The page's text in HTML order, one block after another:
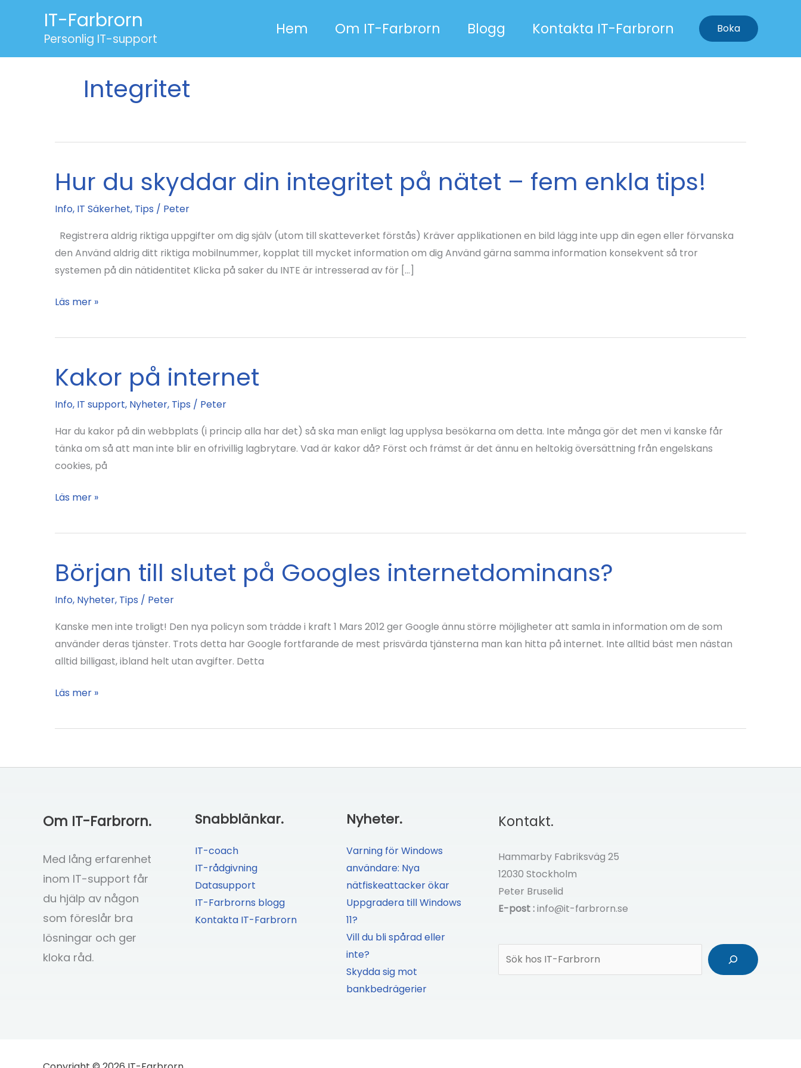
IT-Farbrorn
Personlig IT-support
Hem Om IT-Farbrorn Blogg Kontakta IT-Farbrorn Boka
Integritet
Hur du skyddar din integritet på nätet – fem enkla tips!
Info, IT Säkerhet, Tips / Peter
Registrera aldrig riktiga uppgifter om dig själv (utom till skatteverket förstås) Kräver applikationen en bild lägg inte upp din egen eller förvanska
den Använd aldrig ditt riktiga mobilnummer, kopplat till mycket information om dig Använd gärna samma information konsekvent så tror
systemen på din nätidentitet Klicka på saker du INTE är intresserad av för […]
Hur
skyddar
integritet
på
nätet
Läs mer »
Kakor på internet
Info, IT support, Nyheter, Tips / Peter
Har du kakor på din webbplats (i princip alla har det) så ska man enligt lag upplysa besökarna om detta. Inte många gör det men vi kanske får
tänka om så att man inte blir en ofrivillig lagbrytare. Vad är kakor då? Först och främst är det ännu en heltokig översättning från engelskans
cookies, på
Kakor
internet
Läs mer »
Början till slutet på Googles internetdominans?
Info, Nyheter, Tips / Peter
Kanske men inte troligt! Den nya policyn som trädde i kraft 1 Mars 2012 ger Google ännu större möjligheter att samla in information om de som
använder deras tjänster. Trots detta har Google fortfarande de mest prisvärda tjänsterna man kan hitta på internet. Inte alltid bäst men nästan
alltid billigast, ibland helt utan avgifter. Detta
Början
slutet
Läs mer »
Om IT-Farbrorn.
Med lång erfarenhet
inom IT-support får
du hjälp av någon
som föreslår bra
lösningar och ger
kloka råd.
Snabblänkar.
IT-coach
IT-rådgivning
Datasupport
IT-Farbrorns blogg
Kontakta IT-Farbrorn
Nyheter.
Varning för Windows
användare: Nya
nätfiskeattacker ökar
Uppgradera till Windows
11?
Vill du bli spårad eller
inte?
Skydda sig mot
bankbedrägerier
Kontakt.
Hammarby Fabriksväg 25
12030 Stockholm
Peter Bruselid
E-post :info@it-farbrorn.se
Sök